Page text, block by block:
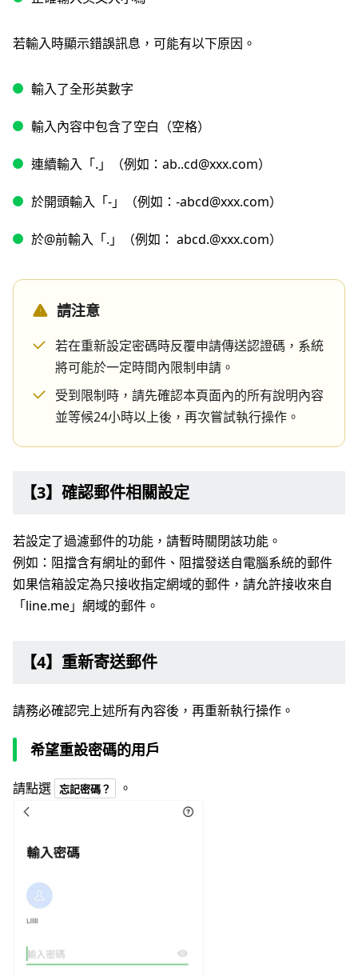
若輸入時顯示錯誤訊息，可能有以下原因。
輸入了全形英數字
輸入內容中包含了空白（空格）
連續輸入「.」（例如：ab..cd@xxx.com）
於開頭輸入「-」（例如：-abcd@xxx.com）
於@前輸入「.」（例如： abcd.@xxx.com）
請注意
若在重新設定密碼時反覆申請傳送認證碼，系統
將可能於一定時間內限制申請。
受到限制時，請先確認本頁面內的所有說明內容
並等候24小時以上後，再次嘗試執行操作。
【3】確認郵件相關設定
若設定了過濾郵件的功能，請暫時關閉該功能。
例如：阻擋含有網址的郵件、阻擋發送自電腦系統的郵件
如果信箱設定為只接收指定網域的郵件，請允許接收來自
「line.me」網域的郵件。
【4】重新寄送郵件
請務必確認完上述所有內容後，再重新執行操作。
希望重設密碼的用戶
請點選 忘記密碼？ 。